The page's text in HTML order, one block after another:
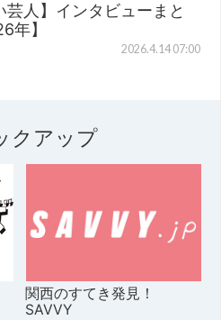
芸人】インタビューまと
年】
2026.4.14 07:00
クアップ
関西のすてき発見！
SAVVY